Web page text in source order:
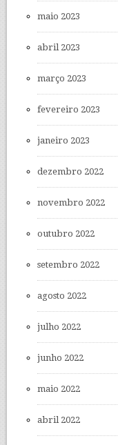
maio 2023
abril 2023
março 2023
fevereiro 2023
janeiro 2023
dezembro 2022
novembro 2022
outubro 2022
setembro 2022
agosto 2022
julho 2022
junho 2022
maio 2022
abril 2022